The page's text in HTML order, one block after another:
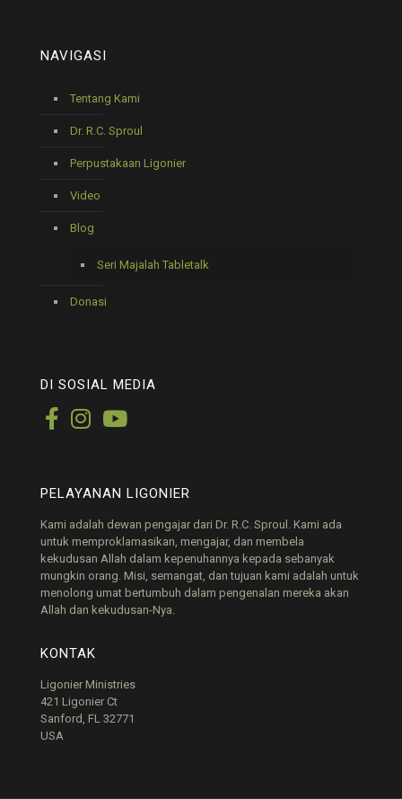
NAVIGASI
Tentang Kami
Dr. R.C. Sproul
Perpustakaan Ligonier
Video
Blog
Seri Majalah Tabletalk
Donasi
DI SOSIAL MEDIA
PELAYANAN LIGONIER
Kami adalah dewan pengajar dari Dr. R.C. Sproul. Kami ada
untuk memproklamasikan, mengajar, dan membela
kekudusan Allah dalam kepenuhannya kepada sebanyak
mungkin orang. Misi, semangat, dan tujuan kami adalah untuk
menolong umat bertumbuh dalam pengenalan mereka akan
Allah dan kekudusan-Nya.
KONTAK
Ligonier Ministries
421 Ligonier Ct
Sanford, FL 32771
USA